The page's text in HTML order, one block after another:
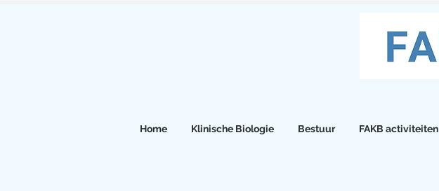
Home Klinische Biologie Bestuur FAKB activiteiten